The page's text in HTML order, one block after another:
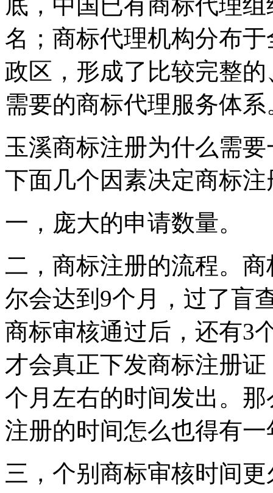
名；商标代理机构分布
政区，形成了比较完整
需要的商标代理服务体系
玉溪商标注册为什么需
下面几个因素决定商标
一，庞大的申请数量。
二，商标注册的流程。
尔会达到9个月，过了盲
商标审核通过后，还有3
才会真正下发商标注册
个月左右的时间发出。
注册的时间怎么也得有
三，个别商标审核时间